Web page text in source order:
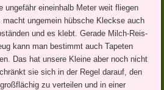
ungefähr eineinhalb Meter weit fliegen
ungemein hübsche Kleckse auch
und es klebt. Gerade Milch-Reis-
kann man bestimmt auch Tapeten
Das hat unsere Kleine aber noch nicht
sie sich in der Regel darauf, den
zu verteilen und in einer